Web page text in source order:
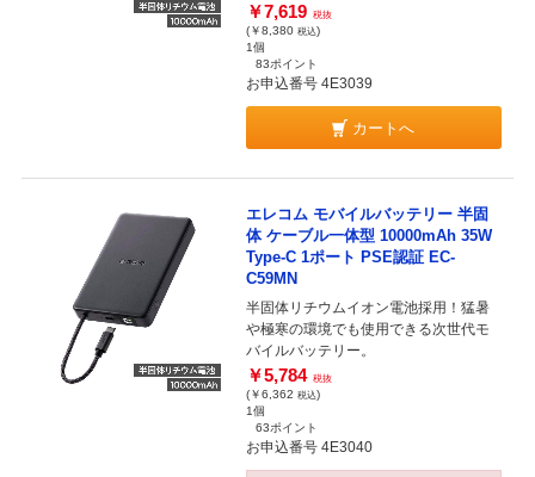
￥7,619 税抜
(￥8,380 税込)
1個
83ポイント
お申込番号 4E3039
カートへ
エレコム モバイルバッテリー 半固
体 ケーブル一体型 10000mAh 35W
Type-C 1ポート PSE認証 EC-
C59MN
半固体リチウムイオン電池採用！猛暑
や極寒の環境でも使用できる次世代モ
バイルバッテリー。
￥5,784 税抜
(￥6,362 税込)
1個
63ポイント
お申込番号 4E3040